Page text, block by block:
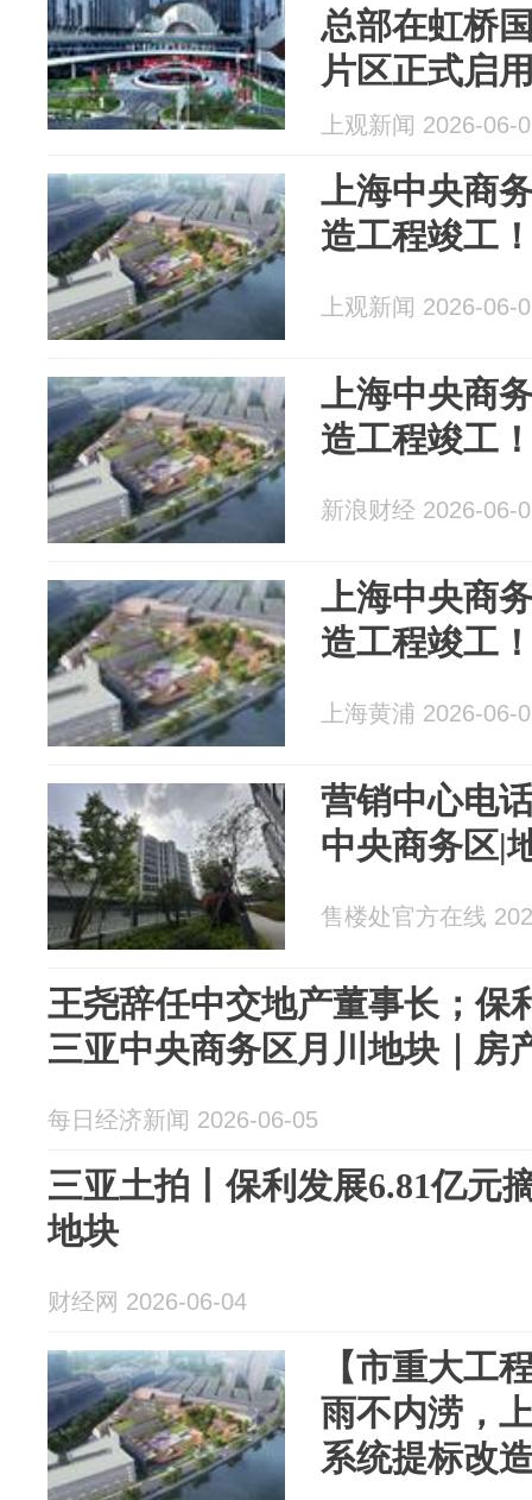
总部在虹桥
片区正式启
上观新闻 2026-06-
上海中央商
造工程竣工
上观新闻 2026-06-
上海中央商
造工程竣工
新浪财经 2026-06-
上海中央商
造工程竣工
上海黄浦 2026-06-
营销中心电
中央商务区|
售楼处官方在线
王尧辞任中交地产董事长；保
三亚中央商务区月川地块｜房
每日经济新闻 2026-06-05
三亚土拍丨保利发展6.81亿元
地块
财经网 2026-06-04
【市重大工
雨不内涝，
系统提标改